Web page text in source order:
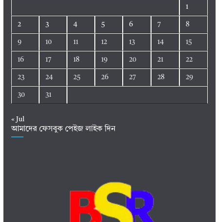
1
2 3 4 5 6 7 8
9 10 11 12 13 14 15
16 17 18 19 20 21 22
23 24 25 26 27 28 29
30 31
« Jul
আমাদের ফেসবুক পেইজ লাইক দিন